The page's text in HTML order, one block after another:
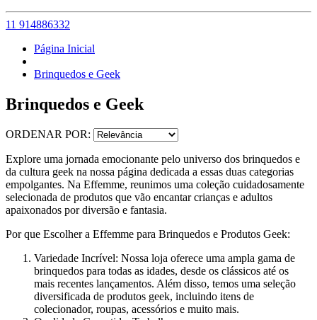
11 914886332
Página Inicial
Brinquedos e Geek
Brinquedos e Geek
ORDENAR POR:
Explore uma jornada emocionante pelo universo dos brinquedos e
da cultura geek na nossa página dedicada a essas duas categorias
empolgantes. Na Effemme, reunimos uma coleção cuidadosamente
selecionada de produtos que vão encantar crianças e adultos
apaixonados por diversão e fantasia.
Por que Escolher a Effemme para Brinquedos e Produtos Geek:
Variedade Incrível: Nossa loja oferece uma ampla gama de
brinquedos para todas as idades, desde os clássicos até os
mais recentes lançamentos. Além disso, temos uma seleção
diversificada de produtos geek, incluindo itens de
colecionador, roupas, acessórios e muito mais.